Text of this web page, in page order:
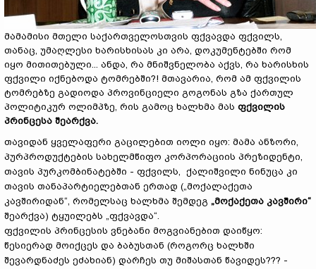
მამამისი მთელი საქართველოსთვის ფქვავდა ფქვილს,
თანაც, უმაღლესი ხარისხისას კი არა, დოკუმენტებში რომ
იყო მითითებული... ანდა, რა მნიშვნელობა აქვს, რა ხარისხის
ფქვილი იქნებოდა ტომრებში?! მთავარია, რომ ამ ფქვილის
ტომრებზე გადიოდა პროვინციელი გოგონას გზა ქართულ
პოლიტიკურ ოლიმპზე, რის გამოც ხალხმა მას ფქვილის
პრინცესა შეარქვა.
თავიდან ყველაფერი გაცილებით იოლი იყო: მამა ანზორი,
პურპროდუქტების სახელმწიფო კორპორაციის პრეზიდენტი,
თავის პურკომბინატებში - ფქვილს, ქალიშვილი ნინუცა კი
თავის თანაპარტიელებთან ერთად („მოქალაქეთა
კავშირიდან“, რომელსაც ხალხმა შემდეგ „მოქაქეთა კავშირი“
შეარქვა) ტყუილებს „ფქვავდა“.
ფქვილის პრინცესის ვნებანი მოგვიანებით დაიწყო:
წესიერად მოიქცეს და ბაბუსთან (როგორც ხალხში
შევარდნაძეს ეძახიან) დარჩეს თუ მიშასთან წავიდეს??? -